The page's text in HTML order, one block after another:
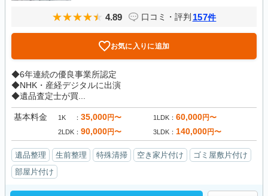
4.89 口コミ・評判 157件
お気に入りに追加
◆6年連続の優良事業所認定
◆NHK・産経デジタルに出演
◆遺品査定士が買...
基本料金 1K 35,000円〜 1LDK 60,000円〜
2LDK 90,000円〜 3LDK 140,000円〜
遺品整理 生前整理 特殊清掃 空き家片付け
ゴミ屋敷片付け
部屋片付け